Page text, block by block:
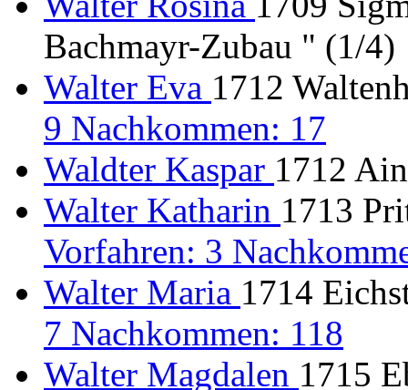
Bachmayr-Zubau " (1/4)
Walter Eva 1712
9 Nachkommen: 17
Waldter Kaspar 1712
Walter Katharin 1713
Vorfahren: 3
Walter Maria 1714
7 Nachkommen: 118
Walter Magdalen 1715